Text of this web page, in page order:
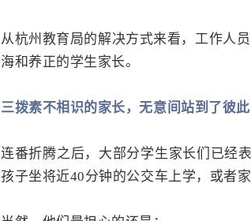
从杭州教育局的解决方式来看，工作人
海和养正的学生家长。
三拨素不相识的家长，无意间站到了彼
连番折腾之后，大部分学生家长们已经
孩子坐将近40分钟的公交车上学，或者